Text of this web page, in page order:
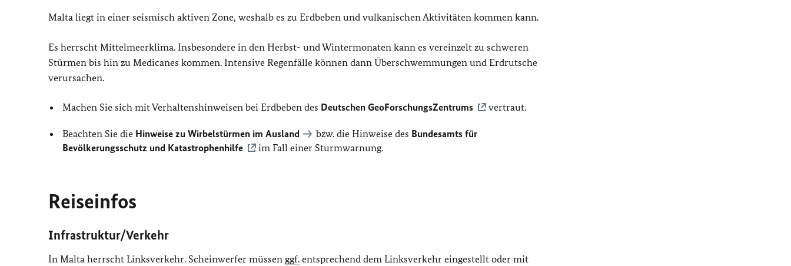
Malta liegt in einer seismisch aktiven Zone, weshalb es zu Erdbeben und vulkanischen Aktivitäten kommen kann.
Es herrscht Mittelmeerklima. Insbesondere in den Herbst- und Wintermonaten kann es vereinzelt zu schweren
Stürmen bis hin zu Medicanes kommen. Intensive Regenfälle können dann Überschwemmungen und Erdrutsche
verursachen.
Machen Sie sich mit Verhaltenshinweisen bei Erdbeben des Deutschen GeoForschungsZentrums vertraut.
Beachten Sie die Hinweise zu Wirbelstürmen im Ausland bzw. die Hinweise des Bundesamts für
Bevölkerungsschutz und Katastrophenhilfe
im Fall einer Sturmwarnung.
Reiseinfos
Infrastruktur/Verkehr
In Malta herrscht Linksverkehr. Scheinwerfer müssen ggf. entsprechend dem Linksverkehr eingestellt oder mit